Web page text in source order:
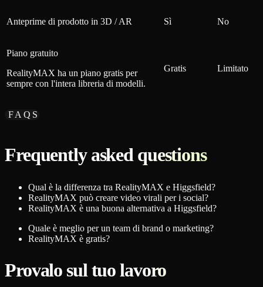
Anteprime di prodotto in 3D / AR Sì No
Piano gratuito
RealityMAX ha un piano gratis per
sempre con l'intera libreria di modelli.
Gratis Limitato
FAQS
Frequently asked questions
Qual è la differenza tra RealityMAX e Higgsfield?
RealityMAX può creare video virali per i social?
RealityMAX è una buona alternativa a Higgsfield?
Quale è meglio per un team di brand o marketing?
RealityMAX è gratis?
Provalo sul tuo lavoro